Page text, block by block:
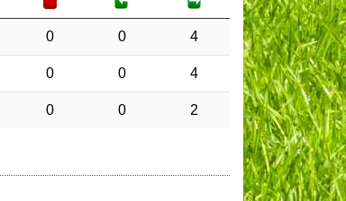
0 0 4
0 0 4
0 0 2